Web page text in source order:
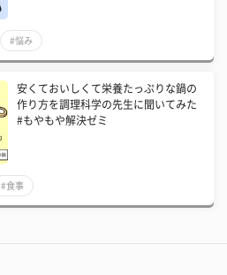
#悩み
安くておいしくて栄養たっぷりな鍋の
作り方を調理科学の先生に聞いてみた
#もやもや解決ゼミ
#食事